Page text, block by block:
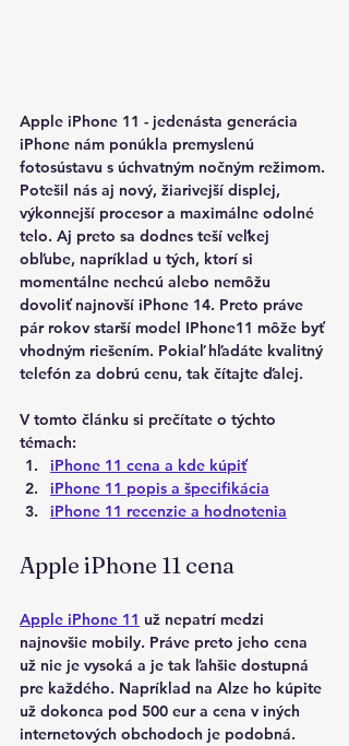
Apple iPhone 11 - jedenásta generácia
iPhone nám ponúkla premyslenú
fotosústavu s úchvatným nočným režimom.
Potešil nás aj nový, žiarivejší displej,
výkonnejší procesor a maximálne odolné
telo. Aj preto sa dodnes teší veľkej
obľube, napríklad u tých, ktorí si
momentálne nechcú alebo nemôžu
dovoliť najnovší iPhone 14. Preto práve
pár rokov starší model IPhone11 môže byť
vhodným riešením. Pokiaľ hľadáte kvalitný
telefón za dobrú cenu, tak čítajte ďalej.
V tomto článku si prečítate o týchto
témach:
iPhone 11 cena a kde kúpiť
iPhone 11 popis a špecifikácia
iPhone 11 recenzie a hodnotenia
Apple iPhone 11 cena
Apple iPhone 11 už nepatrí medzi
najnovšie mobily. Práve preto jeho cena
už nie je vysoká a je tak ľahšie dostupná
pre každého. Napríklad na Alze ho kúpite
už dokonca pod 500 eur a cena v iných
internetových obchodoch je podobná.